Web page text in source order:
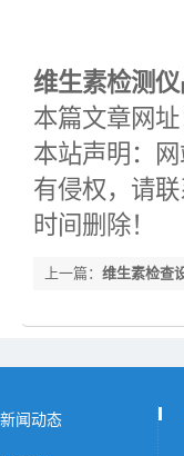
维生素检测
本篇文章网址
本站声明：
有侵权，请
时间删除！
上一篇： 维生素检查
新闻动态